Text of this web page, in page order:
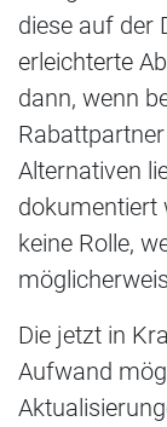
diese auf der
erleichterte
dann, wenn
Alternativen
dokumentiert
keine Rolle,
Die jetzt in
Aufwand